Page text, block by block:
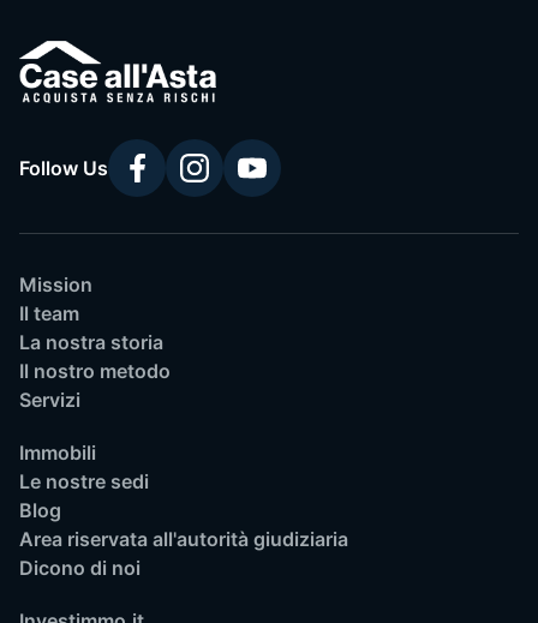
Follow Us
Mission
Il team
La nostra storia
Il nostro metodo
Servizi
Immobili
Le nostre sedi
Blog
Area riservata all'autorità giudiziaria
Dicono di noi